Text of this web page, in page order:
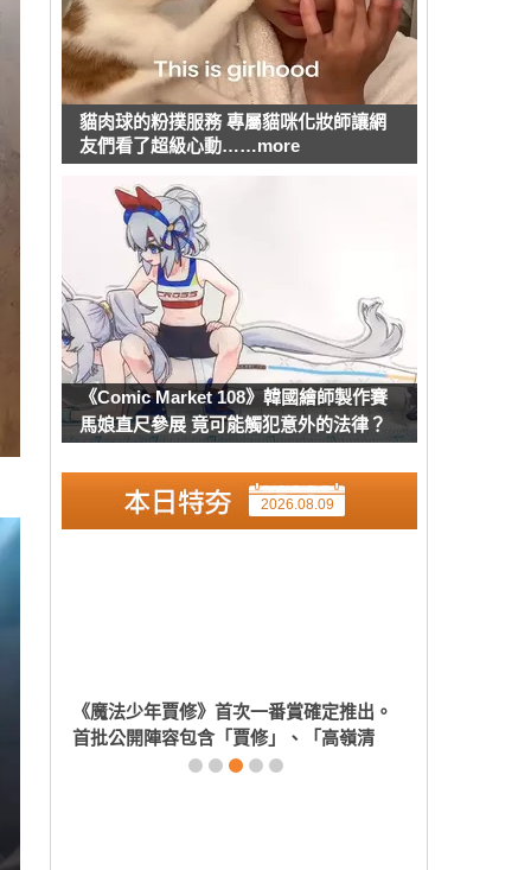
貓肉球的粉撲服務 專屬貓咪化妝師讓網
友們看了超級心動……more
《Comic Market 108》韓國繪師製作賽
馬娘直尺參展 竟可能觸犯意外的法律？
2026.08.09